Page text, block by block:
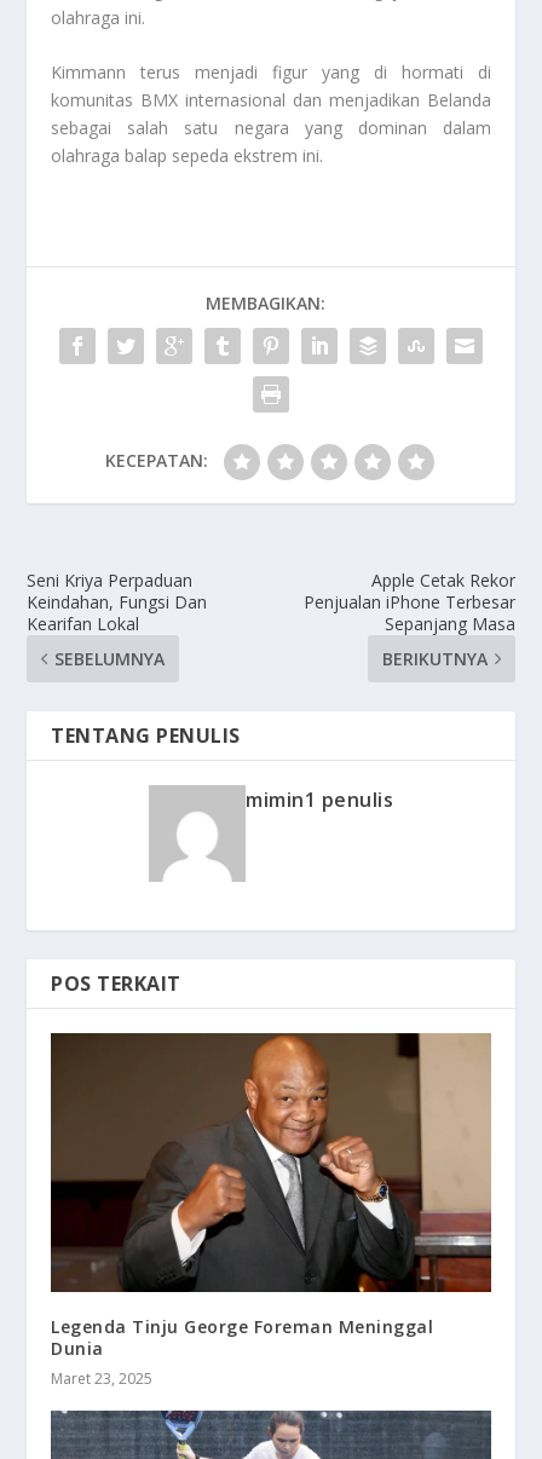
olahraga ini.
Kimmann terus menjadi figur yang di hormati di
komunitas BMX internasional dan menjadikan Belanda
sebagai salah satu negara yang dominan dalam
olahraga balap sepeda ekstrem ini.
MEMBAGIKAN:
KECEPATAN:
Seni Kriya Perpaduan
Keindahan, Fungsi Dan
Kearifan Lokal
SEBELUMNYA
Apple Cetak Rekor
Penjualan iPhone Terbesar
Sepanjang Masa
BERIKUTNYA
TENTANG PENULIS
mimin1 penulis
POS TERKAIT
Legenda Tinju George Foreman Meninggal
Dunia
Maret 23, 2025